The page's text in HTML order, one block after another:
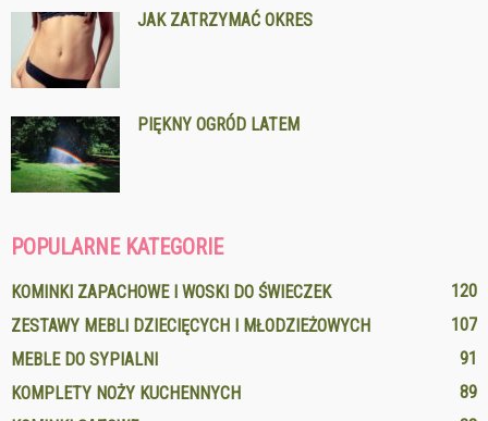
JAK ZATRZYMAĆ OKRES
PIĘKNY OGRÓD LATEM
POPULARNE KATEGORIE
KOMINKI ZAPACHOWE I WOSKI DO ŚWIECZEK
120
ZESTAWY MEBLI DZIECIĘCYCH I MŁODZIEŻOWYCH
107
MEBLE DO SYPIALNI
91
KOMPLETY NOŻY KUCHENNYCH
89